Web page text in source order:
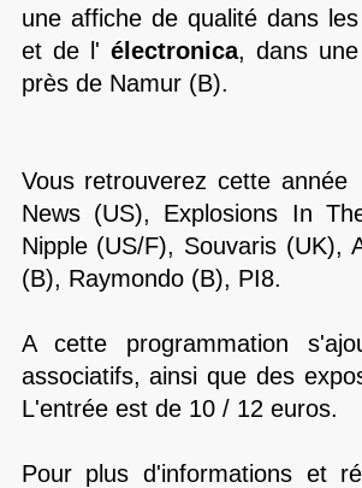
une affiche de qualité dans
et de l' électronica, dans
près de Namur (B).
Vous retrouverez cette
News (US), Explosions In
Nipple (US/F), Souvaris (UK),
(B), Raymondo (B), PI8.
A cette programmation
associatifs, ainsi que des
L'entrée est de 10 / 12 euros.
Pour plus d'informations et